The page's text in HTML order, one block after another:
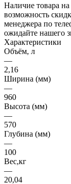
Наличие товара
возможность
менеджера по
ожидайте нашего
Характеристики
Объём, л
—
2,16
Ширина (мм)
—
960
Высота (мм)
—
570
Глубина (мм)
—
100
Вес,кг
—
20,04